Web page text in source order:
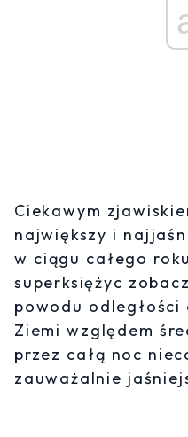
Ciekawym
największy i
w ciągu całego
superksiężyc
powodu odległości
Ziemi względem
przez całą noc
zauważalnie